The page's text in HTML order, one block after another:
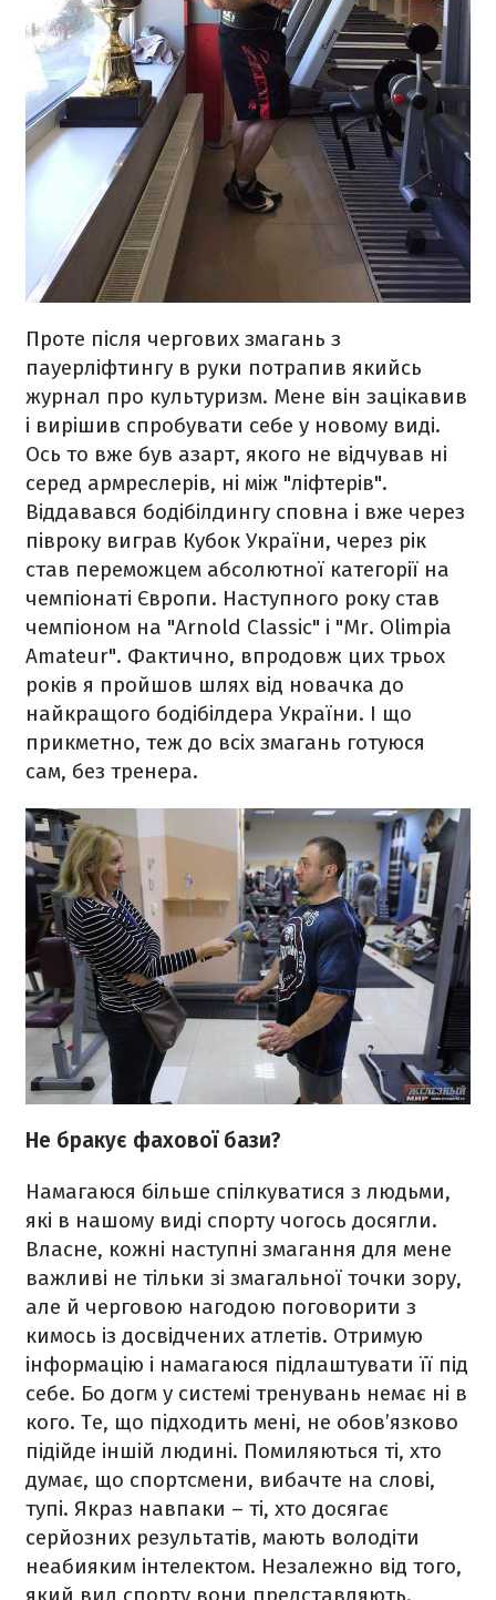
Проте після чергових змагань з
пауерліфтингу в руки потрапив якийсь
журнал про культуризм. Мене він зацікавив
і вирішив спробувати себе у новому виді.
Ось то вже був азарт, якого не відчував ні
серед армреслерів, ні між "ліфтерів".
Віддавався бодібілдингу сповна і вже через
півроку виграв Кубок України, через рік
став переможцем абсолютної категорії на
чемпіонаті Європи. Наступного року став
чемпіоном на "Arnold Classic" і "Mr. Olimpia
Amateur". Фактично, впродовж цих трьох
років я пройшов шлях від новачка до
найкращого бодібілдера України. І що
прикметно, теж до всіх змагань готуюся
сам, без тренера.
Не бракує фахової бази?
Намагаюся більше спілкуватися з людьми,
які в нашому виді спорту чогось досягли.
Власне, кожні наступні змагання для мене
важливі не тільки зі змагальної точки зору,
але й черговою нагодою поговорити з
кимось із досвідчених атлетів. Отримую
інформацію і намагаюся підлаштувати її під
себе. Бо догм у системі тренувань немає ні в
кого. Те, що підходить мені, не обов’язково
підійде іншій людині. Помиляються ті, хто
думає, що спортсмени, вибачте на слові,
тупі. Якраз навпаки – ті, хто досягає
серйозних результатів, мають володіти
неабияким інтелектом. Незалежно від того,